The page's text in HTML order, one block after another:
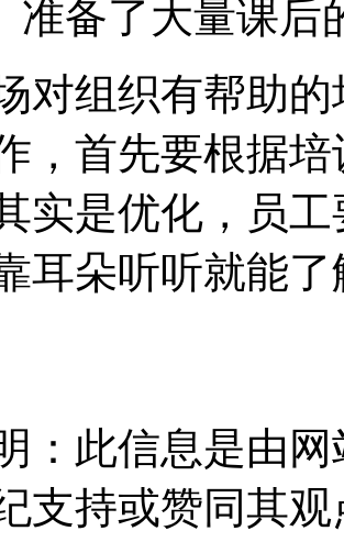
备了大量课后
组织有帮助的
，首先要根据
实是优化，员
耳朵听听就能
：此信息是由
支持或赞同其